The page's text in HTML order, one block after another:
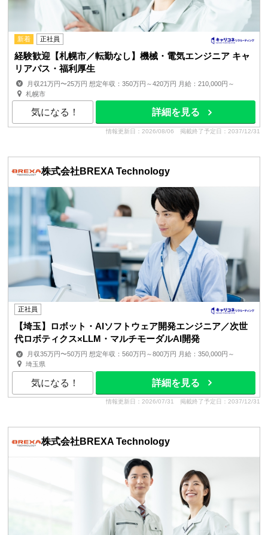
新着 正社員
経験歓迎【札幌市／転勤なし】機械・電気エンジニア キャ
リアパス・福利厚生
月収21万円〜25万円 想定年収：350万円～420万円 月給：210,000円～
250,000円 月額(基本給)：210,000円～250,0...
札幌市
気になる！ 詳細を見る
情報更新日：2026/08/06 掲載終了予定日：2037/12/31
株式会社BREXA Technology
正社員
【埼玉】ロボット・AIソフトウェア開発エンジニア／次世
代ロボティクス×LLM・マルチモーダルAI開発
月収35万円〜50万円 想定年収：560万円～800万円 月給：350,000円～
500,000円 月額(基本給)：350,000円～500,0...
埼玉県
気になる！ 詳細を見る
情報更新日：2026/07/31 掲載終了予定日：2037/12/31
株式会社BREXA Technology